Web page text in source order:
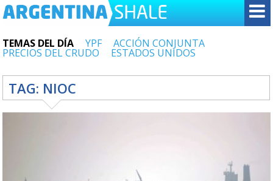
TEMAS DEL DÍA YPF ACCIÓN CONJUNTA
PRECIOS DEL CRUDO ESTADOS UNIDOS
TAG: NIOC